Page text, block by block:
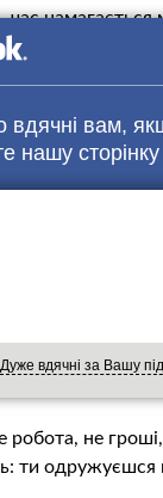
вдячні вам,
нашу
Дуже вдячні за Вашу
яку ми
усіх.
про свою другу
для
Тож воно
коні, мене ж
кілька годин: у
так
Світлана.
не
ти одружуєшся